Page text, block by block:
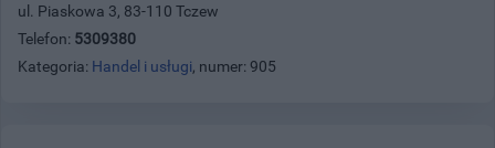
ul. Piaskowa 3, 83-110 Tczew
Telefon: 5309380
Kategoria: Handel i usługi, numer: 905